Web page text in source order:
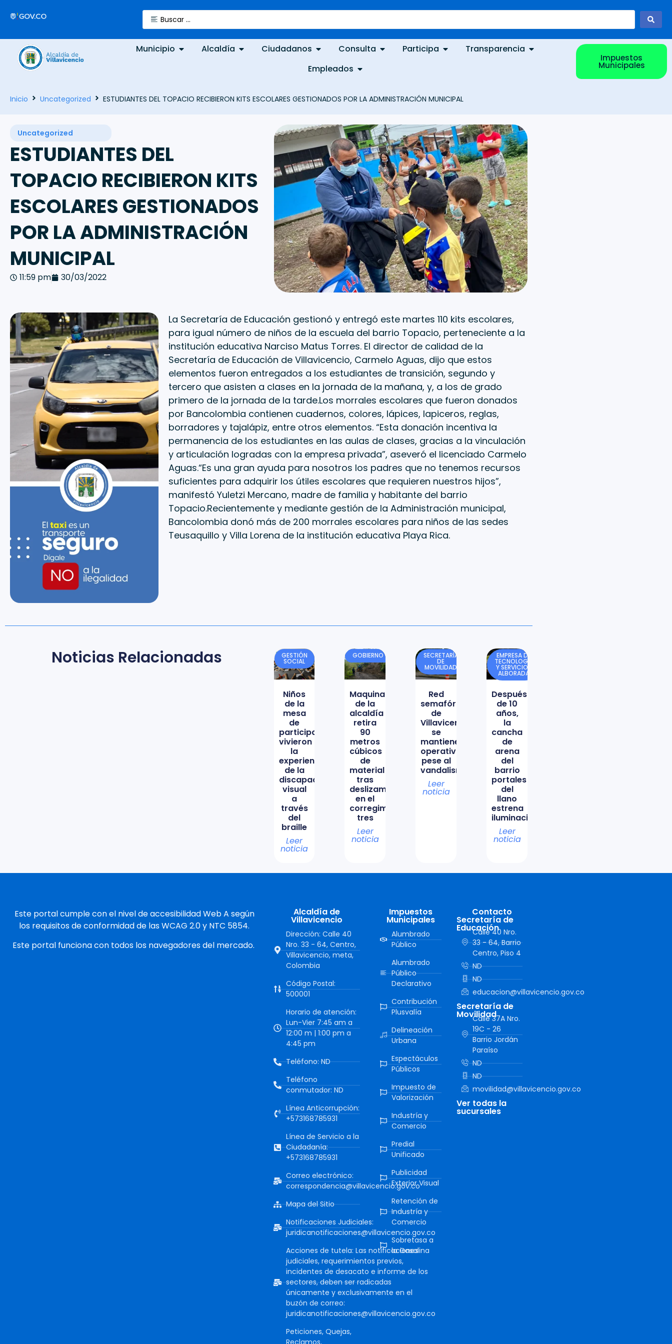
Municipio Alcaldía Ciudadanos Consulta Participa
Transparencia
Empleados
Impuestos
Municipales
Inicio Uncategorized ESTUDIANTES DEL TOPACIO RECIBIERON KITS ESCOLARES GESTIONADOS POR LA ADMINISTRACIÓN MUNICIPAL
Uncategorized
ESTUDIANTES DEL
TOPACIO RECIBIERON KITS
ESCOLARES GESTIONADOS
POR LA ADMINISTRACIÓN
MUNICIPAL
11:59 pm 30/03/2022
La Secretaría de Educación gestionó y entregó este martes 110 kits escolares,
para igual número de niños de la escuela del barrio Topacio, perteneciente a la
institución educativa Narciso Matus Torres. El director de calidad de la
Secretaría de Educación de Villavicencio, Carmelo Aguas, dijo que estos
elementos fueron entregados a los estudiantes de transición, segundo y
tercero que asisten a clases en la jornada de la mañana, y, a los de grado
primero de la jornada de la tarde.Los morrales escolares que fueron donados
por Bancolombia contienen cuadernos, colores, lápices, lapiceros, reglas,
borradores y tajalápiz, entre otros elementos. “Esta donación incentiva la
permanencia de los estudiantes en las aulas de clases, gracias a la vinculación
y articulación logradas con la empresa privada”, aseveró el licenciado Carmelo
Aguas.“Es una gran ayuda para nosotros los padres que no tenemos recursos
suficientes para adquirir los útiles escolares que requieren nuestros hijos”,
manifestó Yuletzi Mercano, madre de familia y habitante del barrio
Topacio.Recientemente y mediante gestión de la Administración municipal,
Bancolombia donó más de 200 morrales escolares para niños de las sedes
Teusaquillo y Villa Lorena de la institución educativa Playa Rica.
Noticias Relacionadas GESTIÓN
SOCIAL
Niños
de la
mesa
de
participación
vivieron
la
experiencia
de la
discapacidad
visual
a
través
del
braille
Leer
noticia
GOBIERNO
Maquinaria
de la
alcaldía
retira
90
metros
cúbicos
de
material
tras
deslizamiento
en el
corregimiento
tres
Leer
noticia
SECRETARÍA
DE
MOVILIDAD
Red
semafórica
de
Villavicencio
se
mantiene
operativa
pese al
vandalismo
Leer
noticia
EMPRESA DE
TECNOLOGÍA
Y SERVICIOS
ALBORADA
Después
de 10
años,
la
cancha
de
arena
del
barrio
portales
del
llano
estrena
iluminación
Leer
noticia
Este portal cumple con el nivel de accesibilidad Web A según
los requisitos de conformidad de las WCAG 2.0 y NTC 5854.
Este portal funciona con todos los navegadores del mercado.
Alcaldía de
Villavicencio
Dirección: Calle 40
Nro. 33 - 64, Centro,
Villavicencio, meta,
Colombia
Código Postal:
500001
Horario de atención:
Lun-Vier 7:45 am a
12:00 m | 1:00 pm a
4:45 pm
Teléfono: ND
Teléfono
conmutador: ND
Línea Anticorrupción:
+573168785931
Línea de Servicio a la
Ciudadanía:
+573168785931
Correo electrónico:
correspondencia@villavicencio.gov.co
Mapa del Sitio
Notificaciones Judiciales:
juridicanotificaciones@villavicencio.gov.co
Acciones de tutela: Las notificaciones
judiciales, requerimientos previos,
incidentes de desacato e informe de los
sectores, deben ser radicadas
únicamente y exclusivamente en el
buzón de correo:
juridicanotificaciones@villavicencio.gov.co
Peticiones, Quejas,
Impuestos
Municipales
Alumbrado
Público
Alumbrado
Público
Declarativo
Contribución
Plusvalía
Delineación
Urbana
Espectáculos
Públicos
Impuesto de
Valorización
Industría y
Comercio
Predial
Unificado
Publicidad
Exterior Visual
Retención de
Industría y
Comercio
Sobretasa a
la Gasolina
Contacto
Secretaría de
Educación
Calle 40 Nro.
33 - 64, Barrio
Centro, Piso 4
ND
ND
educacion@villavicencio.gov.co
Secretaría de
Movilidad
Calle 37A Nro.
19C - 26
Barrio Jordán
Paraíso
ND
ND
movilidad@villavicencio.gov.co
Ver todas la
sucursales